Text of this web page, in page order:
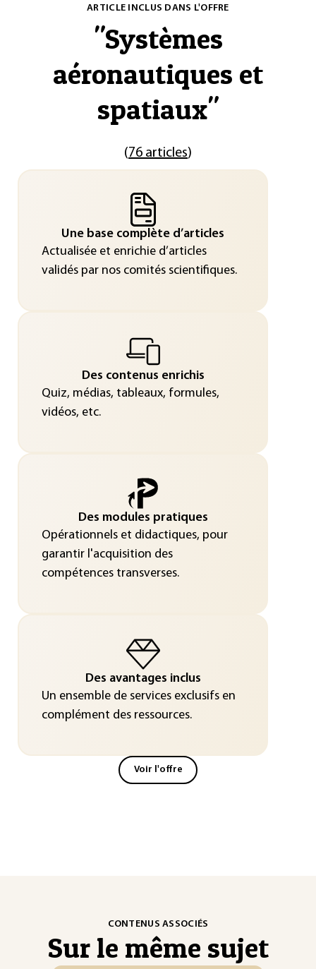
ARTICLE INCLUS DANS L'OFFRE
"Systèmes
aéronautiques et
spatiaux"
(76 articles)
Une base complète d’articles
Actualisée et enrichie d’articles
validés par nos comités scientifiques.
Des contenus enrichis
Quiz, médias, tableaux, formules,
vidéos, etc.
Des modules pratiques
Opérationnels et didactiques, pour
garantir l'acquisition des
compétences transverses.
Des avantages inclus
Un ensemble de services exclusifs en
complément des ressources.
Voir l'offre
CONTENUS ASSOCIÉS
Sur le même sujet